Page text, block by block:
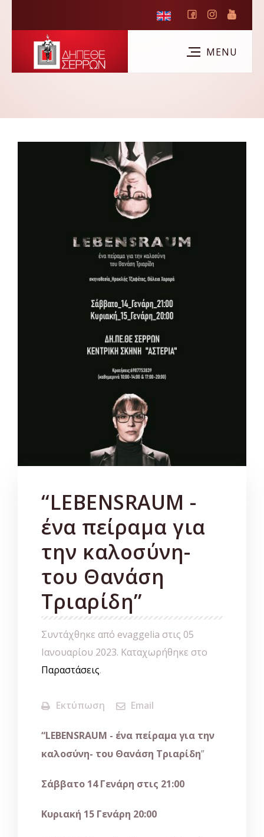
“LEBENSRAUM -
ένα πείραμα για
την καλοσύνη-
του Θανάση
Τριαρίδη”
Συντάχθηκε από evaggelia στις 05
Ιανουαρίου 2023. Καταχωρήθηκε στο
Παραστάσεις.
Εκτύπωση Email
“LEBENSRAUM - ένα πείραμα για την
καλοσύνη- του Θανάση Τριαρίδη”
Σάββατο 14 Γενάρη στις 21:00
Κυριακή 15 Γενάρη 20:00